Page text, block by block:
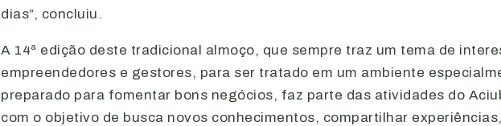
dias”, concluiu.
A 14ª edição deste tradicional almoço, que sempre traz um tema de
empreendedores e gestores, para ser tratado em um ambiente
preparado para fomentar bons negócios, faz parte das atividades do
com o objetivo de busca novos conhecimentos, compartilhar